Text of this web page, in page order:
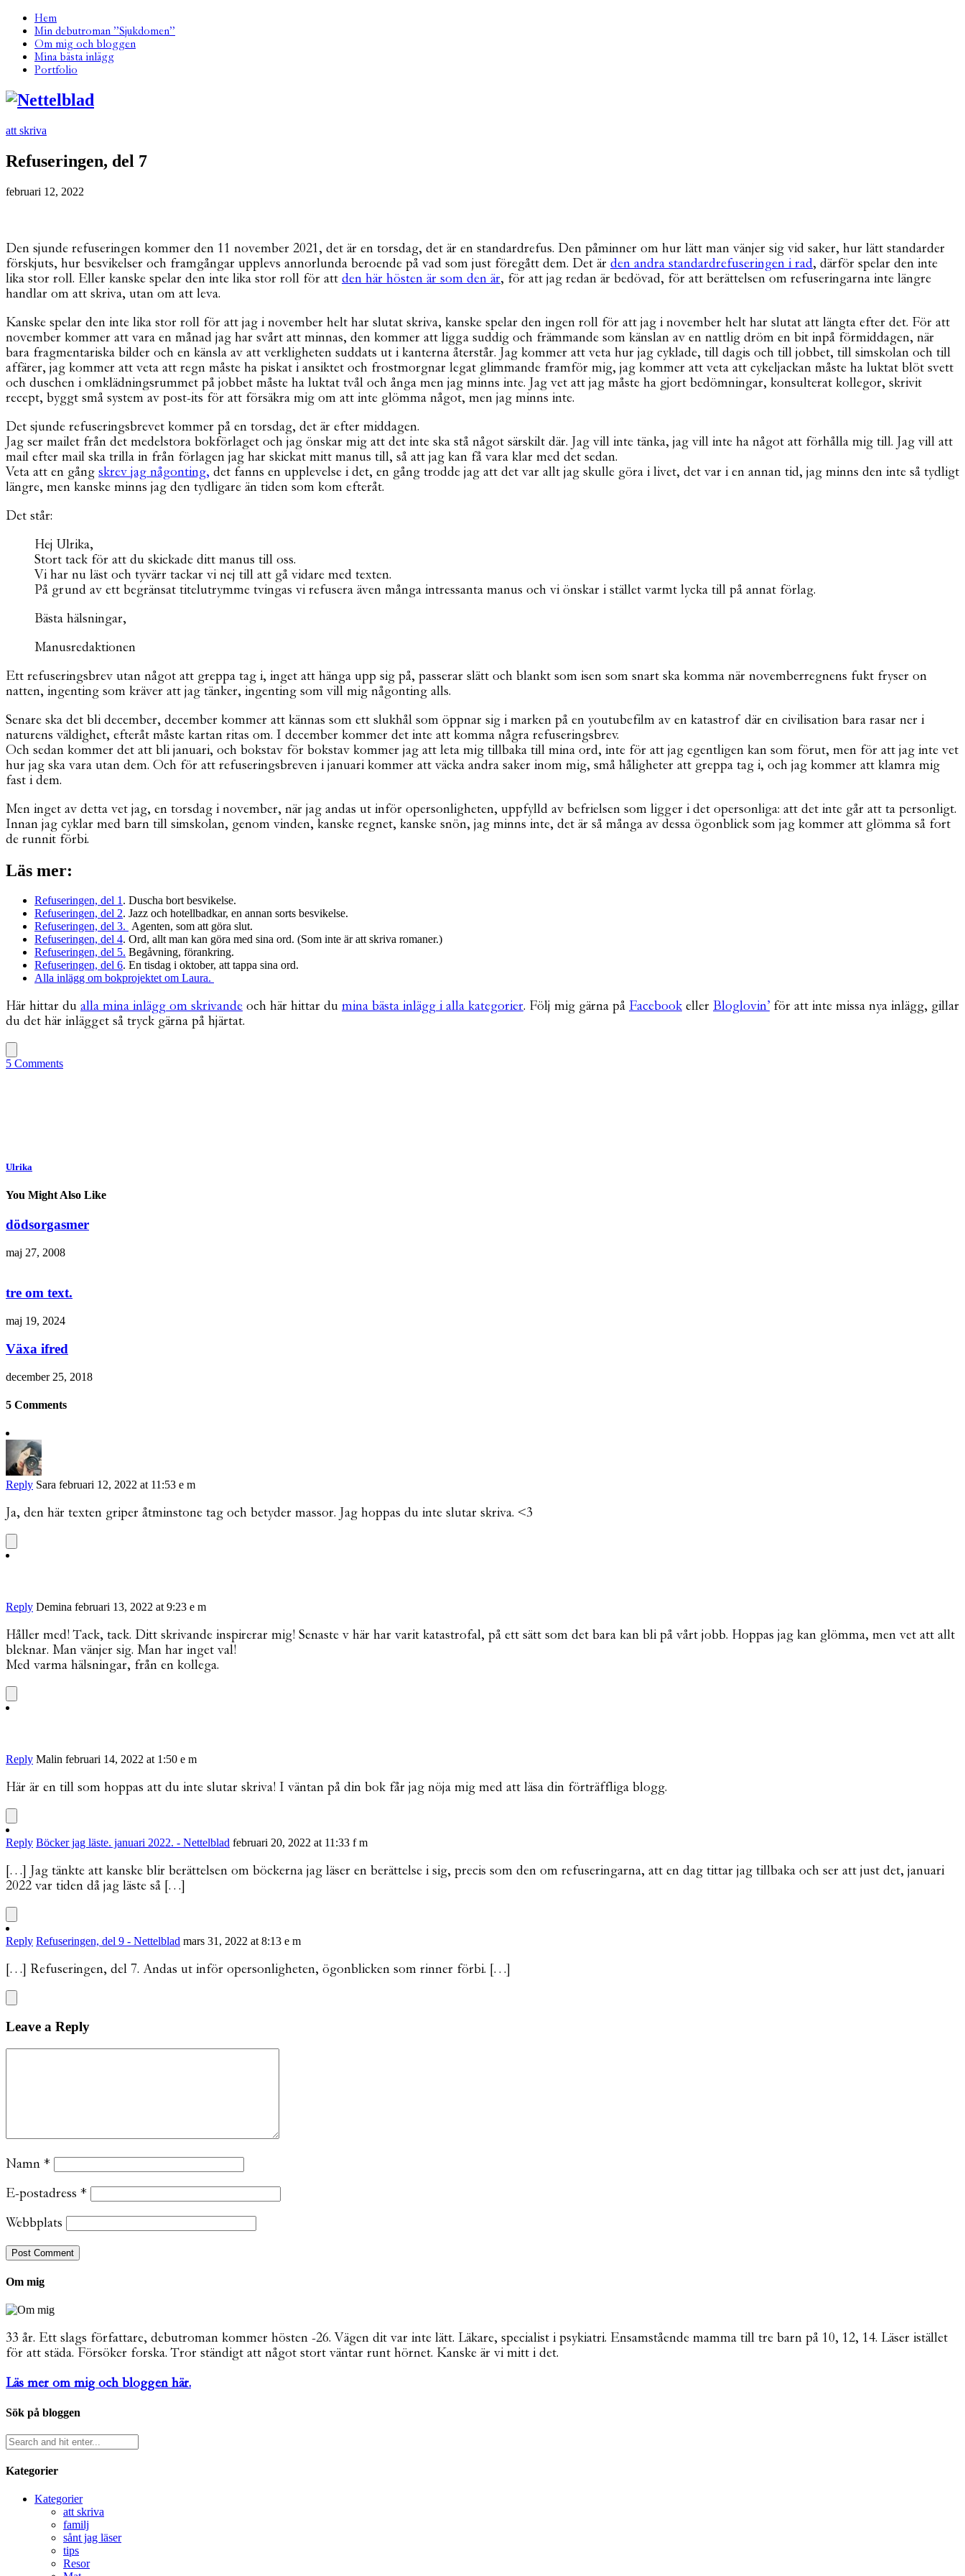
Hem
Min debutroman ”Sjukdomen”
Om mig och bloggen
Mina bästa inlägg
Portfolio
att skriva
Refuseringen, del 7
februari 12, 2022
Den sjunde refuseringen kommer den 11 november 2021, det är en torsdag, det är en standardrefus. Den påminner om hur lätt man vänjer sig vid saker, hur lätt standarder
förskjuts, hur besvikelser och framgångar upplevs annorlunda beroende på vad som just föregått dem. Det är den andra standardrefuseringen i rad, därför spelar den inte
lika stor roll. Eller kanske spelar den inte lika stor roll för att den här hösten är som den är, för att jag redan är bedövad, för att berättelsen om refuseringarna inte längre
handlar om att skriva, utan om att leva.
Kanske spelar den inte lika stor roll för att jag i november helt har slutat skriva, kanske spelar den ingen roll för att jag i november helt har slutat att längta efter det. För att
november kommer att vara en månad jag har svårt att minnas, den kommer att ligga suddig och främmande som känslan av en nattlig dröm en bit inpå förmiddagen, när
bara fragmentariska bilder och en känsla av att verkligheten suddats ut i kanterna återstår. Jag kommer att veta hur jag cyklade, till dagis och till jobbet, till simskolan och till
affärer, jag kommer att veta att regn måste ha piskat i ansiktet och frostmorgnar legat glimmande framför mig, jag kommer att veta att cykeljackan måste ha luktat blöt svett
och duschen i omklädningsrummet på jobbet måste ha luktat tvål och ånga men jag minns inte. Jag vet att jag måste ha gjort bedömningar, konsulterat kollegor, skrivit
recept, byggt små system av post-its för att försäkra mig om att inte glömma något, men jag minns inte.
Det sjunde refuseringsbrevet kommer på en torsdag, det är efter middagen.
Jag ser mailet från det medelstora bokförlaget och jag önskar mig att det inte ska stå något särskilt där. Jag vill inte tänka, jag vill inte ha något att förhålla mig till. Jag vill att
mail efter mail ska trilla in från förlagen jag har skickat mitt manus till, så att jag kan få vara klar med det sedan.
Veta att en gång skrev jag någonting, det fanns en upplevelse i det, en gång trodde jag att det var allt jag skulle göra i livet, det var i en annan tid, jag minns den inte så tydligt
längre, men kanske minns jag den tydligare än tiden som kom efteråt.
Det står:
Hej Ulrika,
Stort tack för att du skickade ditt manus till oss.
Vi har nu läst och tyvärr tackar vi nej till att gå vidare med texten.
På grund av ett begränsat titelutrymme tvingas vi refusera även många intressanta manus och vi önskar i stället varmt lycka till på annat förlag.
Bästa hälsningar,
Manusredaktionen
Ett refuseringsbrev utan något att greppa tag i, inget att hänga upp sig på, passerar slätt och blankt som isen som snart ska komma när novemberregnens fukt fryser on
natten, ingenting som kräver att jag tänker, ingenting som vill mig någonting alls.
Senare ska det bli december, december kommer att kännas som ett slukhål som öppnar sig i marken på en youtubefilm av en katastrof där en civilisation bara rasar ner i
naturens väldighet, efteråt måste kartan ritas om. I december kommer det inte att komma några refuseringsbrev.
Och sedan kommer det att bli januari, och bokstav för bokstav kommer jag att leta mig tillbaka till mina ord, inte för att jag egentligen kan som förut, men för att jag inte vet
hur jag ska vara utan dem. Och för att refuseringsbreven i januari kommer att väcka andra saker inom mig, små håligheter att greppa tag i, och jag kommer att klamra mig
fast i dem.
Men inget av detta vet jag, en torsdag i november, när jag andas ut inför opersonligheten, uppfylld av befrielsen som ligger i det opersonliga: att det inte går att ta personligt.
Innan jag cyklar med barn till simskolan, genom vinden, kanske regnet, kanske snön, jag minns inte, det är så många av dessa ögonblick som jag kommer att glömma så fort
de runnit förbi.
Läs mer:
Refuseringen, del 1. Duscha bort besvikelse.
Refuseringen, del 2. Jazz och hotellbadkar, en annan sorts besvikelse.
Refuseringen, del 3. Agenten, som att göra slut.
Refuseringen, del 4. Ord, allt man kan göra med sina ord. (Som inte är att skriva romaner.)
Refuseringen, del 5. Begåvning, förankring.
Refuseringen, del 6. En tisdag i oktober, att tappa sina ord.
Alla inlägg om bokprojektet om Laura.
Här hittar du alla mina inlägg om skrivande och här hittar du mina bästa inlägg i alla kategorier. Följ mig gärna på Facebook eller Bloglovin’ för att inte missa nya inlägg, gillar
du det här inlägget så tryck gärna på hjärtat.
5 Comments
Ulrika
You Might Also Like
dödsorgasmer
maj 27, 2008
tre om text.
maj 19, 2024
Växa ifred
december 25, 2018
5 Comments
Reply Sara februari 12, 2022 at 11:53 e m
Ja, den här texten griper åtminstone tag och betyder massor. Jag hoppas du inte slutar skriva. <3
Reply Demina februari 13, 2022 at 9:23 e m
Håller med! Tack, tack. Ditt skrivande inspirerar mig! Senaste v här har varit katastrofal, på ett sätt som det bara kan bli på vårt jobb. Hoppas jag kan glömma, men vet att allt
bleknar. Man vänjer sig. Man har inget val!
Med varma hälsningar, från en kollega.
Reply Malin februari 14, 2022 at 1:50 e m
Här är en till som hoppas att du inte slutar skriva! I väntan på din bok får jag nöja mig med att läsa din förträffliga blogg.
Reply Böcker jag läste. januari 2022. - Nettelblad februari 20, 2022 at 11:33 f m
[…] Jag tänkte att kanske blir berättelsen om böckerna jag läser en berättelse i sig, precis som den om refuseringarna, att en dag tittar jag tillbaka och ser att just det, januari
2022 var tiden då jag läste så […]
Reply Refuseringen, del 9 - Nettelblad mars 31, 2022 at 8:13 e m
[…] Refuseringen, del 7. Andas ut inför opersonligheten, ögonblicken som rinner förbi. […]
Leave a Reply
Namn *
E-postadress *
Webbplats
Om mig
33 år. Ett slags författare, debutroman kommer hösten -26. Vägen dit var inte lätt. Läkare, specialist i psykiatri. Ensamstående mamma till tre barn på 10, 12, 14. Läser istället
för att städa. Försöker forska. Tror ständigt att något stort väntar runt hörnet. Kanske är vi mitt i det.
Läs mer om mig och bloggen här.
Sök på bloggen
Kategorier
Kategorier
att skriva
familj
sånt jag läser
tips
Resor